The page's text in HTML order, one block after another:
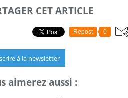
CET ARTICLE
Repost 0
à la newsletter
aimerez aussi :